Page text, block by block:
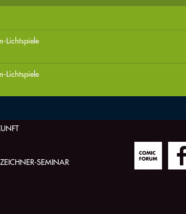
Lichtspiele
Lichtspiele
SEMINAR